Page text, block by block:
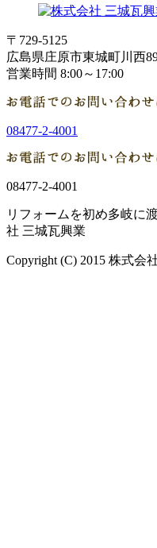
〒729-5125
広島県庄原市東城町川西
営業時間 8:00～17:00
08477-2-4001
08477-2-4001
リフォームを初め多岐に
社 三城瓦興業
Copyright (C) 2015 株式会